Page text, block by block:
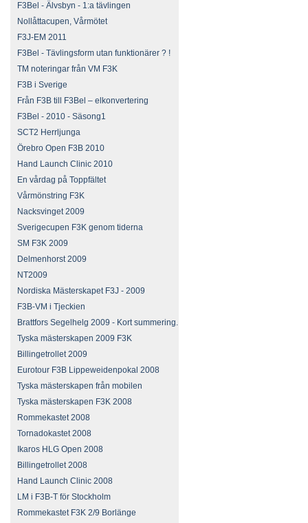
F3Bel - Älvsbyn - 1:a tävlingen
Nollåttacupen, Vårmötet
F3J-EM 2011
F3Bel - Tävlingsform utan funktionärer ? !
TM noteringar från VM F3K
F3B i Sverige
Från F3B till F3Bel – elkonvertering
F3Bel - 2010 - Säsong1
SCT2 Herrljunga
Örebro Open F3B 2010
Hand Launch Clinic 2010
En vårdag på Toppfältet
Vårmönstring F3K
Nacksvinget 2009
Sverigecupen F3K genom tiderna
SM F3K 2009
Delmenhorst 2009
NT2009
Nordiska Mästerskapet F3J - 2009
F3B-VM i Tjeckien
Brattfors Segelhelg 2009 - Kort summering.
Tyska mästerskapen 2009 F3K
Billingetrollet 2009
Eurotour F3B Lippeweidenpokal 2008
Tyska mästerskapen från mobilen
Tyska mästerskapen F3K 2008
Rommekastet 2008
Tornadokastet 2008
Ikaros HLG Open 2008
Billingetrollet 2008
Hand Launch Clinic 2008
LM i F3B-T för Stockholm
Rommekastet F3K 2/9 Borlänge